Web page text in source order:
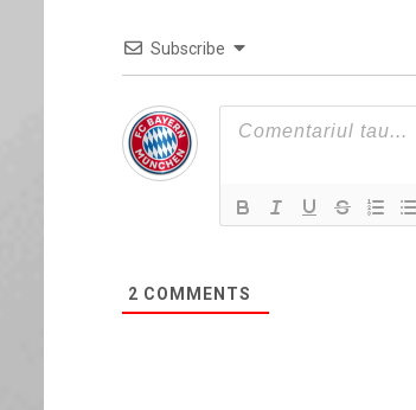
Subscribe
2 COMMENTS